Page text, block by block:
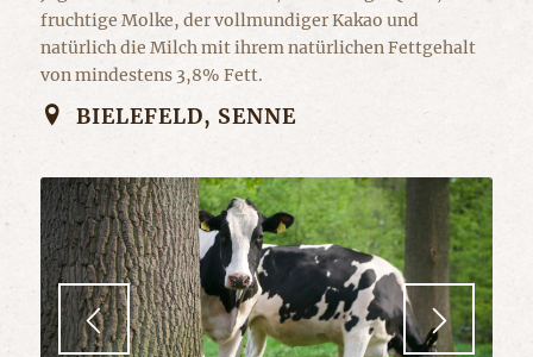
fruchtige Molke, der vollmundiger Kakao und
natürlich die Milch mit ihrem natürlichen Fettgehalt
von mindestens 3,8% Fett.
BIELEFELD, SENNE